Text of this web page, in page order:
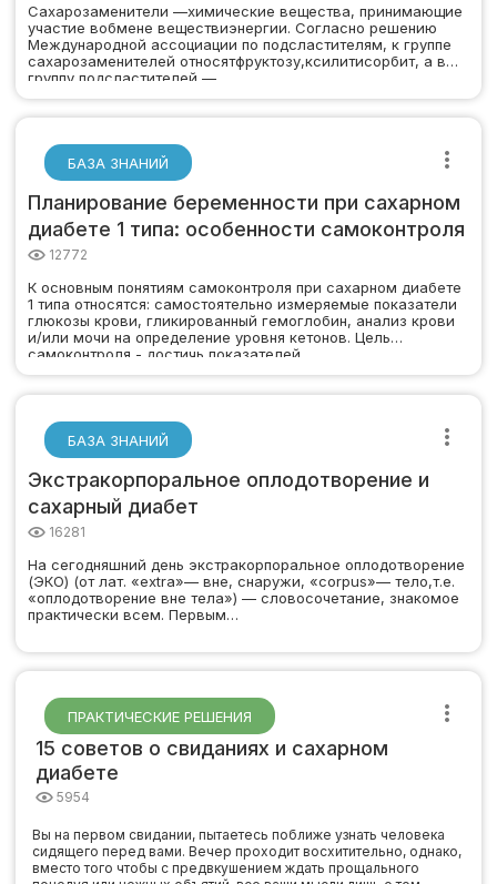
Сахарозаменители —химические вещества, принимающие
участие вобмене веществиэнергии. Согласно решению
Международной ассоциации по подсластителям, к группе
сахарозаменителей относятфруктозу,ксилитисорбит, а в
группу подсластителей —…
БАЗА ЗНАНИЙ
Планирование беременности при сахарном
диабете 1 типа: особенности самоконтроля
12772
К основным понятиям самоконтроля при сахарном диабете
1 типа относятся: самостоятельно измеряемые показатели
глюкозы крови, гликированный гемоглобин, анализ крови
и/или мочи на определение уровня кетонов. Цель
самоконтроля - достичь показателей,…
БАЗА ЗНАНИЙ
Экстракорпоральное оплодотворение и
сахарный диабет
16281
На сегодняшний день экстракорпоральное оплодотворение
(ЭКО) (от лат. «extra»— вне, снаружи, «corpus»— тело,т.е.
«оплодотворение вне тела») — словосочетание, знакомое
практически всем. Первым…
ПРАКТИЧЕСКИЕ РЕШЕНИЯ
15 советов о свиданиях и сахарном
диабете
5954
Вы на первом свидании, пытаетесь поближе узнать человека
сидящего перед вами. Вечер проходит восхитительно, однако,
вместо того чтобы с предвкушением ждать прощального